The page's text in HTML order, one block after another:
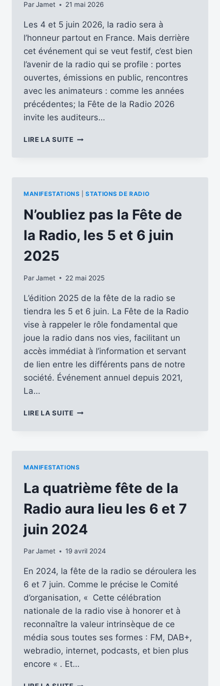
ParJamet 21 mai 2026
Les 4 et 5 juin 2026, la radio sera à
l’honneur partout en France. Mais derrière
cet événement qui se veut festif, c’est bien
l’avenir de la radio qui se profile : portes
ouvertes, émissions en public, rencontres
avec les animateurs : comme les années
précédentes; la Fête de la Radio 2026
invite les auditeurs…
LIRE LA SUITELA
2026
4
VENDREDI
MANIFESTATIONS |STATIONS DE RADIO
N’oubliez pas la Fête de
la Radio, les 5 et 6 juin
2025
ParJamet 22 mai 2025
L’édition 2025 de la fête de la radio se
tiendra les 5 et 6 juin. La Fête de la Radio
vise à rappeler le rôle fondamental que
joue la radio dans nos vies, facilitant un
accès immédiat à l’information et servant
de lien entre les différents pans de notre
société. Événement annuel depuis 2021,
La…
LIRE LA SUITEN’OUBLIEZ
LES
5
6
JUIN
2025
MANIFESTATIONS
La quatrième fête de la
Radio aura lieu les 6 et 7
juin 2024
ParJamet 19 avril 2024
En 2024, la fête de la radio se déroulera les
6 et 7 juin. Comme le précise le Comité
d’organisation, « Cette célébration
nationale de la radio vise à honorer et à
reconnaître la valeur intrinsèque de ce
média sous toutes ses formes : FM, DAB+,
webradio, internet, podcasts, et bien plus
encore « . Et…
LA